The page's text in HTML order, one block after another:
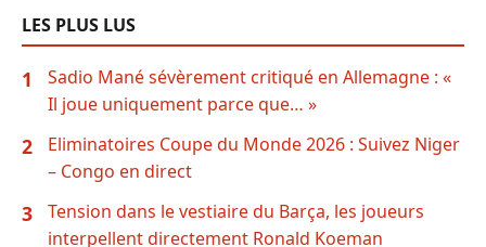
LES PLUS LUS
1
Sadio Mané sévèrement critiqué en Allemagne : «
Il joue uniquement parce que… »
2
Eliminatoires Coupe du Monde 2026 : Suivez Niger
– Congo en direct
3
Tension dans le vestiaire du Barça, les joueurs
interpellent directement Ronald Koeman